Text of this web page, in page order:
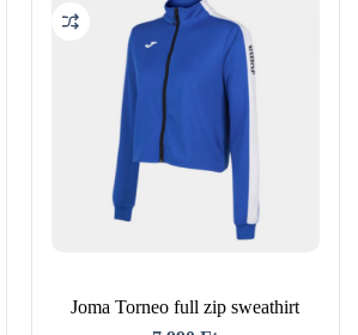
Joma Torneo full zip sweathirt